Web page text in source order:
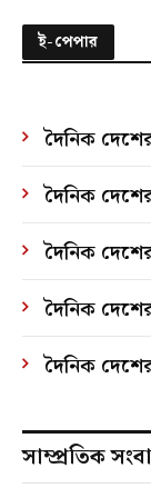
ই-পেপার
দৈনিক
দৈনিক
দৈনিক
দৈনিক
দৈনিক
সাম্প্রতিক